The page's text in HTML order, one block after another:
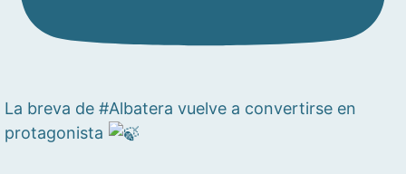
La breva de #Albatera vuelve a convertirse en
protagonista